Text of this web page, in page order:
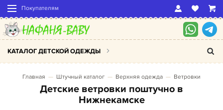
Покупателям
КАТАЛОГ ДЕТСКОЙ ОДЕЖДЫ
Главная Штучный каталог Верхняя одежда Ветровки
Детские ветровки поштучно в
Нижнекамске